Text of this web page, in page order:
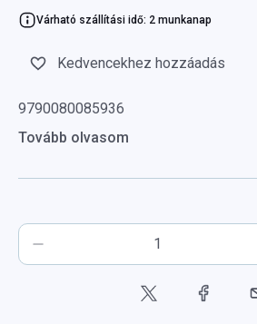
Várható szállítási idő: 2 munkanap
Kedvencekhez hozzáadás
9790080085936
Tovább olvasom